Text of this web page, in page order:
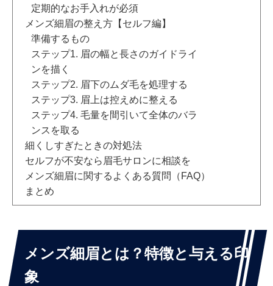
定期的なお手入れが必須
メンズ細眉の整え方【セルフ編】
準備するもの
ステップ1. 眉の幅と長さのガイドライ
ンを描く
ステップ2. 眉下のムダ毛を処理する
ステップ3. 眉上は控えめに整える
ステップ4. 毛量を間引いて全体のバラ
ンスを取る
細くしすぎたときの対処法
セルフが不安なら眉毛サロンに相談を
メンズ細眉に関するよくある質問（FAQ）
まとめ
メンズ細眉とは？特徴と与える印
象